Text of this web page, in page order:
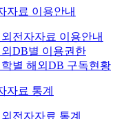
자료 이용안내
전자자료 이용안내
DB별 이용권한
별 해외DB 구독현황
자료 통계
전자자료 통계